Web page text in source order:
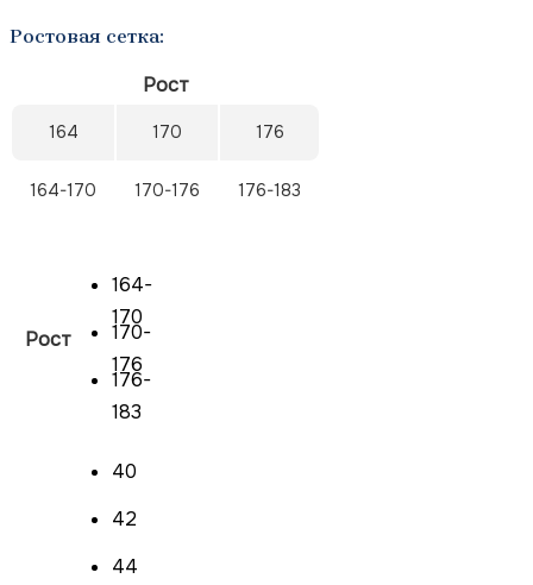
Ростовая сетка:
Рост
164 170 176
164-170 170-176 176-183
Рост
164-
170
170-
176
176-
183
40
42
44